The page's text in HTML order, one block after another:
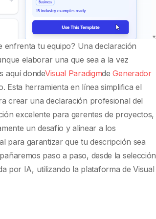
enfrenta tu equipo? Una declaración
elaborar una que sea a la vez
aquí dondeVisual ParadigmdeGenerador
Esta herramienta en línea simplifica el
crear una declaración profesional del
excelente para gerentes de proyectos,
un desafío y alinear a los
para garantizar que tu descripción sea
paso a paso, desde la selección
por IA, utilizando la plataforma de Visual